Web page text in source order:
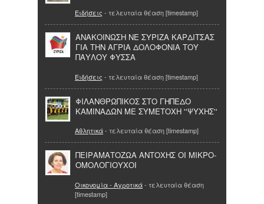
Ειδήσεις - τελευταία θέαση [timestamp]
ΑΝΑΚΟΙΝΩΣΗ ΝΕ ΣΥΡΙΖΑ ΚΑΡΔΙΤΣΑΣ
ΓΙΑ ΤΗΝ ΑΓΡΙΑ ΔΟΛΟΦΟΝΙΑ ΤΟΥ
ΠΑΥΛΟΥ ΦΥΣΣΑ
Ειδήσεις - τελευταία θέαση [timestamp]
ΦΙΛΑΝΘΡΩΠΙΚΟΣ ΣΤΟ ΓΗΠΕΔΟ
ΚΑΜΙΝΑΔΩΝ ΜΕ ΣΥΜΕΤΟΧΗ ''ΨΥΧΗΣ''
Αθλητικά- τελευταία θέαση [timestamp]
ΠΕΙΡΑΜΑΤΟΖΩΑ ΑΝΤΟΧΗΣ ΟΙ ΜΙΚΡΟ-
ΟΜΟΛΟΓΙΟΥΧΟΙ
Οικονομία - Αγροτικά- τελευταία θέαση
[timestamp]